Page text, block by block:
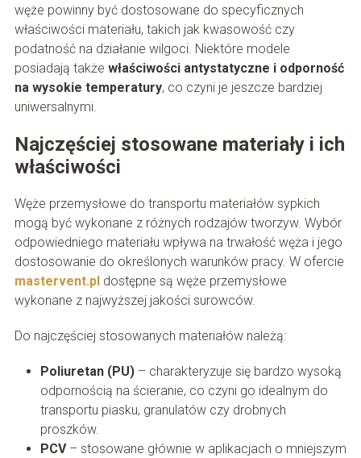
węże powinny być dostosowane do specyficznych
właściwości materiału, takich jak kwasowość czy
podatność na działanie wilgoci. Niektóre modele
posiadają także właściwości antystatyczne i odporność
na wysokie temperatury, co czyni je jeszcze bardziej
uniwersalnymi.
Najczęściej stosowane materiały i ich
właściwości
Węże przemysłowe do transportu materiałów sypkich
mogą być wykonane z różnych rodzajów tworzyw. Wybór
odpowiedniego materiału wpływa na trwałość węża i jego
dostosowanie do określonych warunków pracy. W ofercie
mastervent.pl dostępne są węże przemysłowe
wykonane z najwyższej jakości surowców.
Do najczęściej stosowanych materiałów należą:
Poliuretan (PU)– charakteryzuje się bardzo wysoką
odpornością na ścieranie, co czyni go idealnym do
transportu piasku, granulatów czy drobnych
proszków.
PCV– stosowane głównie w aplikacjach o mniejszym